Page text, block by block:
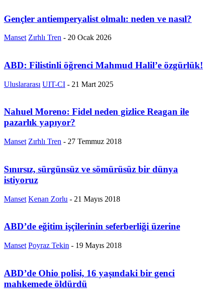
Gençler antiemperyalist olmalı: neden ve nasıl?
Manset Zırhlı Tren - 20 Ocak 2026
ABD: Filistinli öğrenci Mahmud Halil’e özgürlük!
Uluslararası UIT-CI - 21 Mart 2025
Nahuel Moreno: Fidel neden gizlice Reagan ile
pazarlık yapıyor?
Manset Zırhlı Tren - 27 Temmuz 2018
Sınırsız, sürgünsüz ve sömürüsüz bir dünya
istiyoruz
Manset Kenan Zorlu - 21 Mayıs 2018
ABD’de eğitim işçilerinin seferberliği üzerine
Manset Poyraz Tekin - 19 Mayıs 2018
ABD’de Ohio polisi, 16 yaşındaki bir genci
mahkemede öldürdü